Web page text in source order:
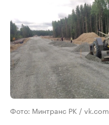
Фото: Минтранс РК / vk.com